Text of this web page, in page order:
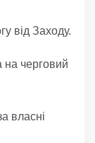
від Заходу.
на черговий
власні